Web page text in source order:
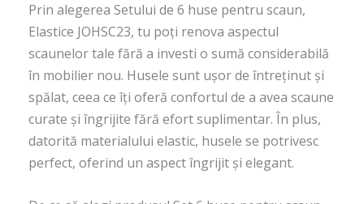
Prin alegerea Setului de 6 huse pentru scaun,
Elastice JOHSC23, tu poți renova aspectul
scaunelor tale fără a investi o sumă considerabilă
în mobilier nou. Husele sunt ușor de întreținut și
spălat, ceea ce îți oferă confortul de a avea scaune
curate și îngrijite fără efort suplimentar. În plus,
datorită materialului elastic, husele se potrivesc
perfect, oferind un aspect îngrijit și elegant.